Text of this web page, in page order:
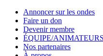
Annoncer sur les ondes
Faire un don
Devenir membre
ÉQUIPE/ANIMATEURS
Nos partenaires